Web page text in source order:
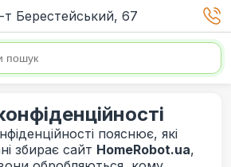
т Берестейський, 67
пояснює, які
збирає сайт HomeRobot.ua,